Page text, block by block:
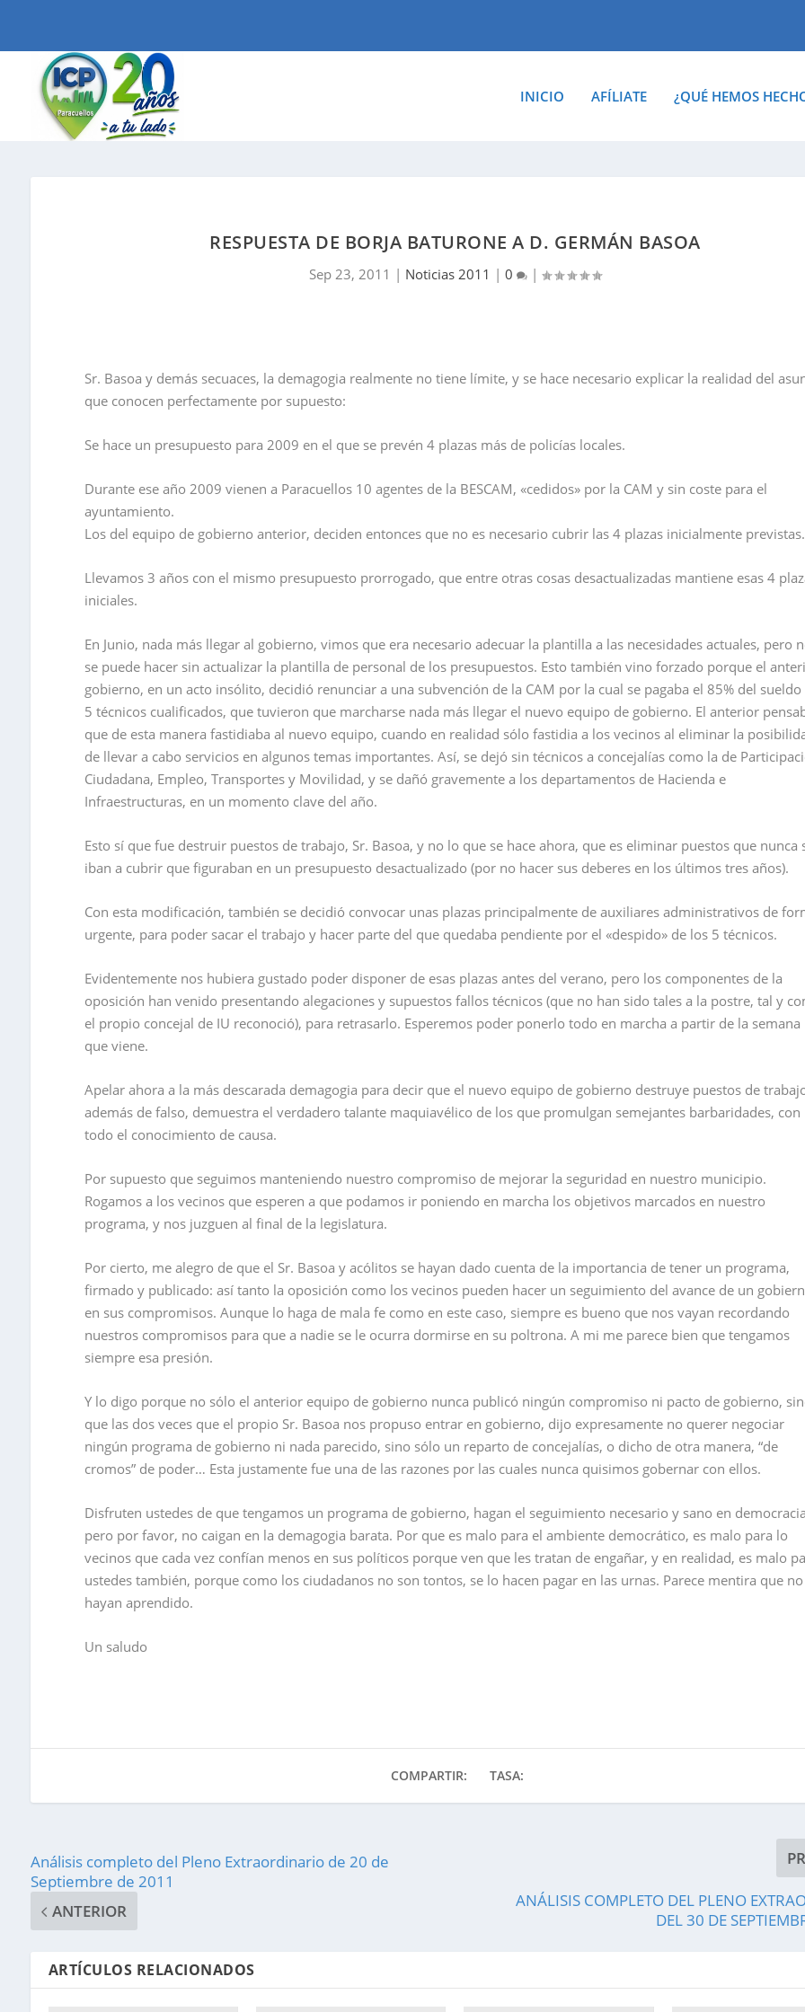
INICIO AFÍLIATE ¿QUÉ HEMOS
RESPUESTA DE BORJA BATURONE A D. GERMÁN BASOA
Sep 23, 2011 | Noticias 2011 | 0 |
Sr. Basoa y demás secuaces, la demagogia realmente no tiene límite, y se hace necesario explicar la realidad del
que conocen perfectamente por supuesto:
Se hace un presupuesto para 2009 en el que se prevén 4 plazas más de policías locales.
Durante ese año 2009 vienen a Paracuellos 10 agentes de la BESCAM, «cedidos» por la CAM y sin coste para el
ayuntamiento.
Los del equipo de gobierno anterior, deciden entonces que no es necesario cubrir las 4 plazas inicialmente previstas.
Llevamos 3 años con el mismo presupuesto prorrogado, que entre otras cosas desactualizadas mantiene esas 4
iniciales.
En Junio, nada más llegar al gobierno, vimos que era necesario adecuar la plantilla a las necesidades actuales, pero
se puede hacer sin actualizar la plantilla de personal de los presupuestos. Esto también vino forzado porque el
gobierno, en un acto insólito, decidió renunciar a una subvención de la CAM por la cual se pagaba el 85% del sueldo
5 técnicos cualificados, que tuvieron que marcharse nada más llegar el nuevo equipo de gobierno. El anterior
que de esta manera fastidiaba al nuevo equipo, cuando en realidad sólo fastidia a los vecinos al eliminar la
de llevar a cabo servicios en algunos temas importantes. Así, se dejó sin técnicos a concejalías como la de
Ciudadana, Empleo, Transportes y Movilidad, y se dañó gravemente a los departamentos de Hacienda e
Infraestructuras, en un momento clave del año.
Esto sí que fue destruir puestos de trabajo, Sr. Basoa, y no lo que se hace ahora, que es eliminar puestos que nunca
iban a cubrir que figuraban en un presupuesto desactualizado (por no hacer sus deberes en los últimos tres años).
Con esta modificación, también se decidió convocar unas plazas principalmente de auxiliares administrativos de
urgente, para poder sacar el trabajo y hacer parte del que quedaba pendiente por el «despido» de los 5 técnicos.
Evidentemente nos hubiera gustado poder disponer de esas plazas antes del verano, pero los componentes de la
oposición han venido presentando alegaciones y supuestos fallos técnicos (que no han sido tales a la postre, tal y
el propio concejal de IU reconoció), para retrasarlo. Esperemos poder ponerlo todo en marcha a partir de la semana
que viene.
Apelar ahora a la más descarada demagogia para decir que el nuevo equipo de gobierno destruye puestos de
además de falso, demuestra el verdadero talante maquiavélico de los que promulgan semejantes barbaridades, con
todo el conocimiento de causa.
Por supuesto que seguimos manteniendo nuestro compromiso de mejorar la seguridad en nuestro municipio.
Rogamos a los vecinos que esperen a que podamos ir poniendo en marcha los objetivos marcados en nuestro
programa, y nos juzguen al final de la legislatura.
Por cierto, me alegro de que el Sr. Basoa y acólitos se hayan dado cuenta de la importancia de tener un programa,
firmado y publicado: así tanto la oposición como los vecinos pueden hacer un seguimiento del avance de un
en sus compromisos. Aunque lo haga de mala fe como en este caso, siempre es bueno que nos vayan recordando
nuestros compromisos para que a nadie se le ocurra dormirse en su poltrona. A mi me parece bien que tengamos
siempre esa presión.
Y lo digo porque no sólo el anterior equipo de gobierno nunca publicó ningún compromiso ni pacto de gobierno,
que las dos veces que el propio Sr. Basoa nos propuso entrar en gobierno, dijo expresamente no querer negociar
ningún programa de gobierno ni nada parecido, sino sólo un reparto de concejalías, o dicho de otra manera, “de
cromos” de poder… Esta justamente fue una de las razones por las cuales nunca quisimos gobernar con ellos.
Disfruten ustedes de que tengamos un programa de gobierno, hagan el seguimiento necesario y sano en
pero por favor, no caigan en la demagogia barata. Por que es malo para el ambiente democrático, es malo para lo
vecinos que cada vez confían menos en sus políticos porque ven que les tratan de engañar, y en realidad, es malo
ustedes también, porque como los ciudadanos no son tontos, se lo hacen pagar en las urnas. Parece mentira que no
hayan aprendido.
Un saludo
COMPARTIR: TASA:
Análisis completo del Pleno Extraordinario de 20 de
Septiembre de 2011
ANTERIOR
ANÁLISIS COMPLETO DEL PLENO
DEL 30 DE
ARTÍCULOS RELACIONADOS